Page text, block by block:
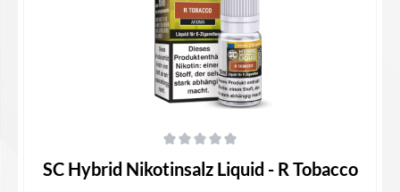
SC Hybrid Nikotinsalz Liquid - R Tobacco